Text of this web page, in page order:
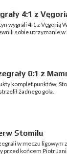
4:1 z
wygrali 4:1 z Vęgorią
sobie utrzymanie w
0:1 z
komplet punktów.
żadnego gola.
Stomilu
w meczu ligowym
przed końcem Piotr